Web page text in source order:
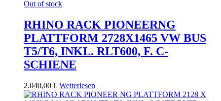
Out of stock
RHINO RACK PIONEERNG
PLATTFORM 2728X1465 VW BUS
T5/T6, INKL. RLT600, F. C-
SCHIENE
2.040,00 € Weiterlesen